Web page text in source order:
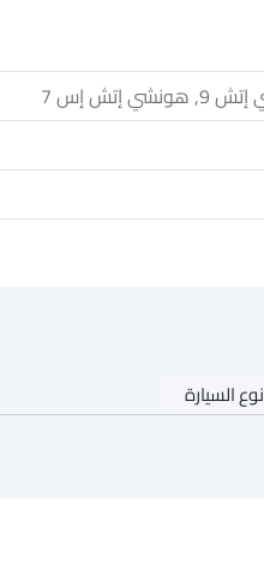
نوع السيارة